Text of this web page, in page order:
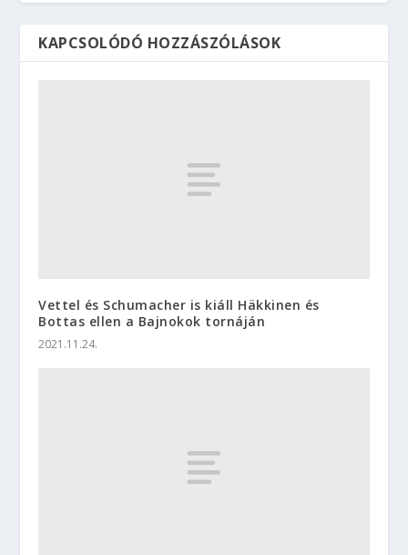
KAPCSOLÓDÓ HOZZÁSZÓLÁSOK
Vettel és Schumacher is kiáll Häkkinen és
Bottas ellen a Bajnokok tornáján
2021.11.24.